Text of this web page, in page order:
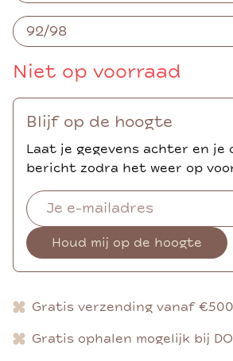
Niet op voorraad
Blijf op de hoogte
Laat je gegevens achter en je
bericht zodra het weer op
Houd mij op de hoogte
Gratis verzending vanaf
Gratis ophalen mogelijk bij